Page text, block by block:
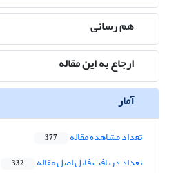
هم رسانی
ارجاع به این مقاله
آمار
تعداد مشاهده مقاله 377
تعداد دریافت فایل اصل مقاله 332